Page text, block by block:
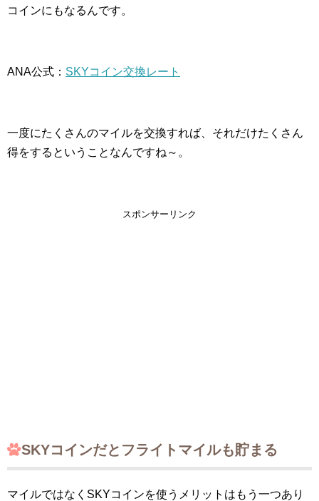
コインにもなるんです。
ANA公式： SKYコイン交換レート
一度にたくさんのマイルを交換すれば、それだけたくさん
得をするということなんですね～。
スポンサーリンク
SKYコインだとフライトマイルも貯まる
マイルではなくSKYコインを使うメリットはもう一つあり